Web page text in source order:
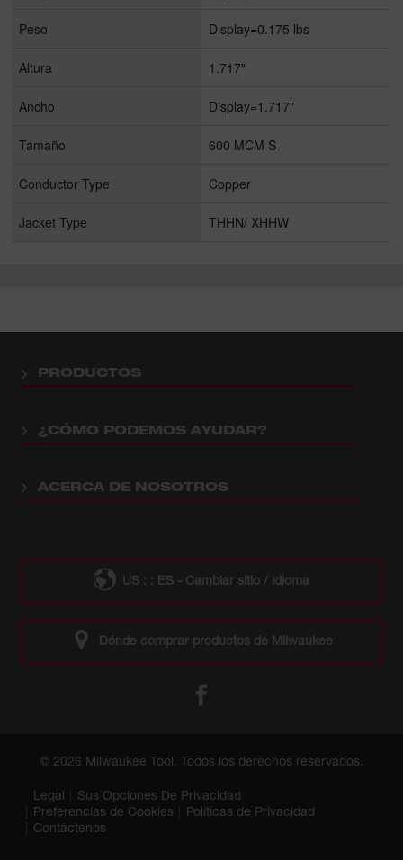
Peso Display=0.175 lbs
Altura 1.717"
Ancho Display=1.717"
Tamaño 600 MCM S
Conductor Type Copper
Jacket Type THHN/ XHHW
PRODUCTOS
¿CÓMO PODEMOS AYUDAR?
ACERCA DE NOSOTROS
US : : ES - Cambiar sitio / idioma
Dónde comprar productos de Milwaukee
© 2026 Milwaukee Tool. Todos los derechos reservados.
Legal
Sus Opciones De Privacidad
Preferencias de Cookies
Políticas de Privacidad
Contáctenos